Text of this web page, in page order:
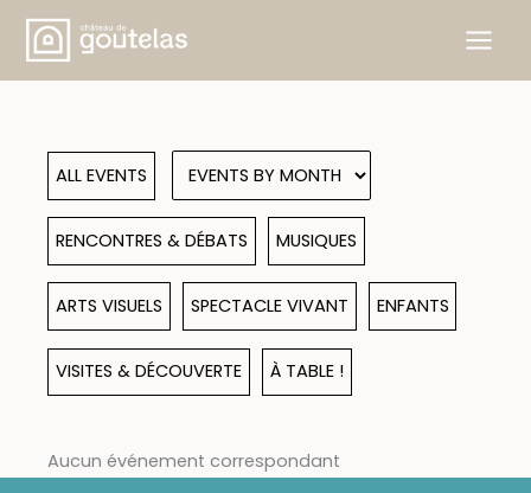
Skip
content
ALL EVENTS
RENCONTRES & DÉBATS MUSIQUES
ARTS VISUELS SPECTACLE VIVANT ENFANTS
VISITES & DÉCOUVERTE À TABLE !
Aucun événement correspondant